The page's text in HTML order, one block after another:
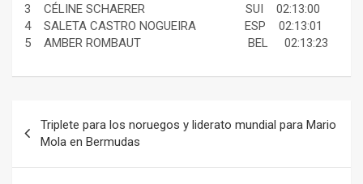
3 CÉLINE SCHAERER SUI 02:13:00
4 SALETA CASTRO NOGUEIRA ESP 02:13:01
5 AMBER ROMBAUT BEL 02:13:23
de
entradas
Triplete para los noruegos y liderato mundial para Mario
Mola en Bermudas